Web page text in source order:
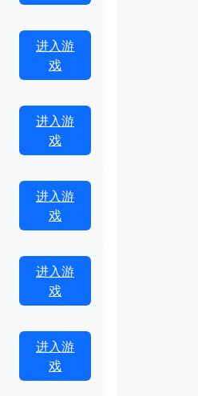
进入游
戏
进入游
戏
进入游
戏
进入游
戏
进入游
戏